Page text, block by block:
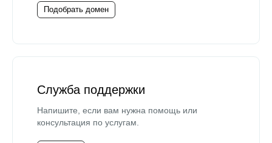
Подобрать домен
Служба поддержки
Напишите, если вам нужна помощь или
консультация по услугам.